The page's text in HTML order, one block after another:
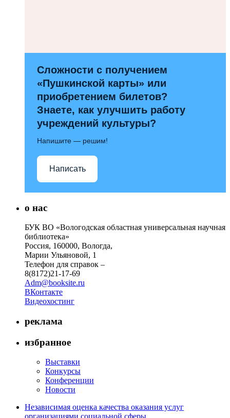
Сложности с получением
«Пушкинской карты» или
приобретением билетов?
Знаете, как улучшить работу
учреждений культуры?
Напишите — решим!
Написать
о нас
БУК ВО «Вологодская областная универсальная научная
библиотека»
Россия, 160000, Вологда,
Марии Ульяновой, 1
Телефон для справок –
8(8172)21-17-69
Adm@booksite.ru
ВКонтакте
Видеохостинг
реклама
избранное
Выставки
Конкурсы
Конференции
Новости
Независимая оценка качества оказания услуг